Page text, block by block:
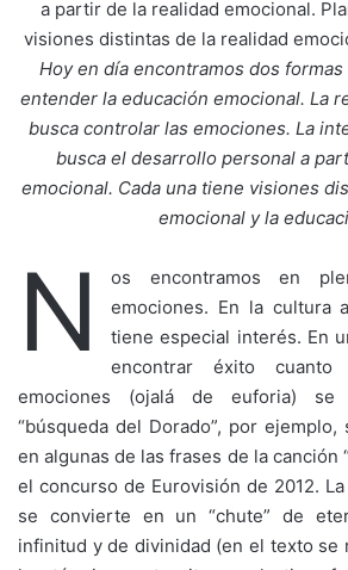
a partir de la realidad emocional.
visiones distintas de la realidad
Hoy en día encontramos dos
entender la educación emocional. La
busca controlar las emociones. La
busca el desarrollo personal a
emocional. Cada una tiene visiones
emocional y la
N
os encontramos en
emociones. En la cultura
tiene especial interés. En
encontrar éxito
emociones (ojalá de euforia)
“búsqueda del Dorado”, por
en algunas de las frases de la canción
el concurso de Eurovisión de 2012.
se convierte en un “chute” de
infinitud y de divinidad (en el texto se